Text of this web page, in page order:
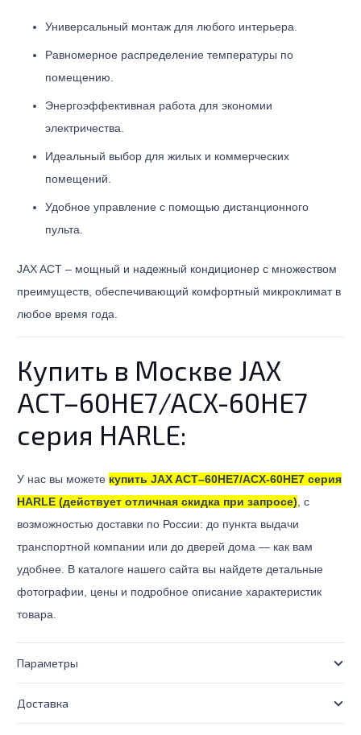
Универсальный монтаж для любого интерьера.
Равномерное распределение температуры по
помещению.
Энергоэффективная работа для экономии
электричества.
Идеальный выбор для жилых и коммерческих
помещений.
Удобное управление с помощью дистанционного
пульта.
JAX ACT – мощный и надежный кондиционер с множеством
преимуществ, обеспечивающий комфортный микроклимат в
любое время года.
​Купить в Москве JAX
ACT–60HE7/ACX-60HE7
серия HARLE:
У нас вы можете купить JAX ACT–60HE7/ACX-60HE7 серия
HARLE (действует отличная скидка при запросе), с
возможностью доставки по России: до пункта выдачи
транспортной компании или до дверей дома — как вам
удобнее. В каталоге нашего сайта вы найдете детальные
фотографии, цены и подробное описание характеристик
товара.
Параметры
Доставка